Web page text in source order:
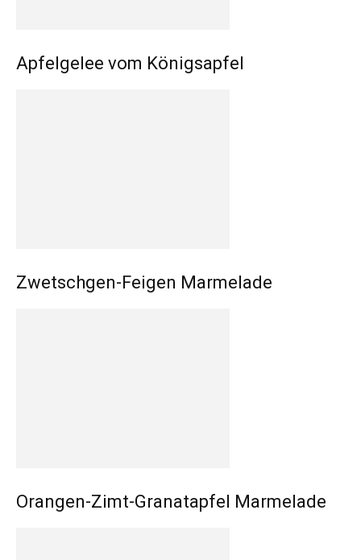
Apfelgelee vom Königsapfel
Zwetschgen-Feigen Marmelade
Orangen-Zimt-Granatapfel Marmelade